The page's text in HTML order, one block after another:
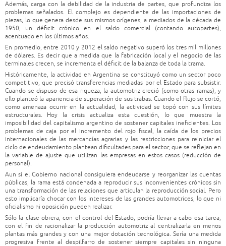
Además, carga con la debilidad de la industria de partes, que profundiza los
problemas señalados. El complejo es dependiente de las importaciones de
piezas, lo que genera desde sus mismos orígenes, a mediados de la década de
1950, un déficit crónico en el saldo comercial (contando autopartes),
acentuado en los últimos años.
En promedio, entre 2010 y 2012 el saldo negativo superó los tres mil millones
de dólares. Es decir que a medida que la fabricación local y el negocio de las
terminales crecen, se incrementa el déficit de la balanza de toda la trama.
Históricamente, la actividad en Argentina se constituyó como un sector poco
competitivo, que precisó transferencias mediadas por el Estado para subsistir.
Cuando se dispuso de esa riqueza, la automotriz creció (como otras ramas), y
ello planteó la apariencia de superación de sus trabas. Cuando el flujo se cortó,
como amenaza ocurrir en la actualidad, la actividad se topó con sus límites
estructurales. Hoy la crisis actualiza esta cuestión, lo que muestra la
imposibilidad del capitalismo argentino de sostener capitales ineficientes. Los
problemas de caja por el incremento del rojo fiscal, la caída de los precios
internacionales de las mercancías agrarias y las restricciones para reiniciar el
ciclo de endeudamiento plantean dificultades para el sector, que se reflejan en
la variable de ajuste que utilizan las empresas en estos casos (reducción de
personal).
Aun si el Gobierno nacional consiguiera endeudarse y reorganizar las cuentas
públicas, la rama está condenada a reproducir sus inconvenientes crónicos sin
una transformación de las relaciones que articulan la reproducción social. Pero
esto implicaría chocar con los intereses de las grandes automotrices, lo que ni
oficialismo ni oposición pueden realizar.
Sólo la clase obrera, con el control del Estado, podría llevar a cabo esa tarea,
con el fin de racionalizar la producción automotriz al centralizarla en menos
plantas más grandes y con una mejor dotación tecnológica. Sería una medida
progresiva frente al despilfarro de sostener siempre capitales sin ninguna